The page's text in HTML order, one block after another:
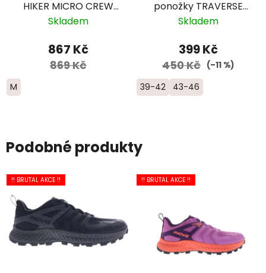
HIKER MICRO CREW
Midweight Merino -
Skladem
867 Kč
869 Kč
M
ponožky TRAVERSE
CREW -
Skladem
399 Kč
450 Kč (–11 %)
39-42 43-46
Podobné produkty
!! BRUTAL AKCE !! !! BRUTAL AKCE !!